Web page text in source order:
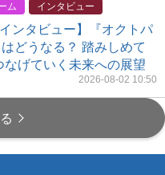
ム インタビュー
ンタビュー】『オクトパ
どうなる？ 踏みしめて
なげていく未来への展望
2026-08-02 10:50